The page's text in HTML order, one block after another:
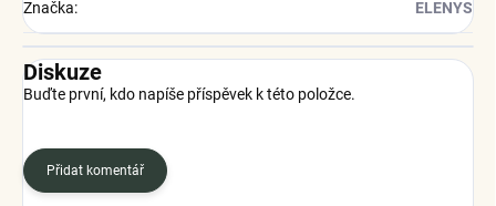
Značka: ELENYS
Diskuze
Buďte první, kdo napíše příspěvek k této položce.
Přidat komentář